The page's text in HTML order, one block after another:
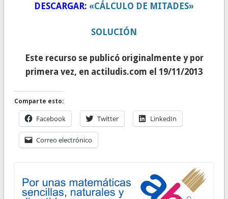
DESCARGAR: «CÁLCULO DE MITADES»
SOLUCIÓN
Este recurso se publicó originalmente y por
primera vez, en actiludis.com el 19/11/2013
Comparte esto:
Facebook Twitter LinkedIn
Correo electrónico